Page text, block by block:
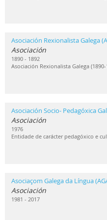
Asociación Rexionalista Galega
Asociación
1890 - 1892
Asociación Rexionalista Galega (1890-
Asociación Socio- Pedagóxica
Asociación
1976
Entidade de carácter pedagóxico e
Asociaçom Galega da Língua
Asociación
1981 - 2017